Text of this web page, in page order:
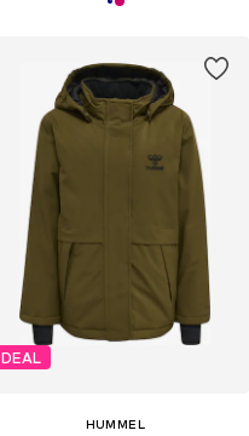
DEAL
HUMMEL